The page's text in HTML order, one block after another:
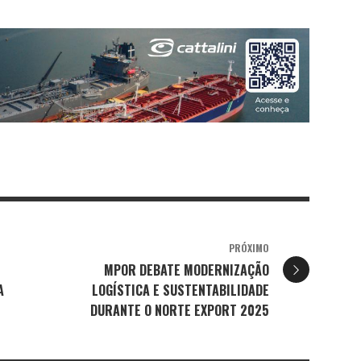
PRÓXIMO
MPOR DEBATE MODERNIZAÇÃO
LOGÍSTICA E SUSTENTABILIDADE
DURANTE O NORTE EXPORT 2025